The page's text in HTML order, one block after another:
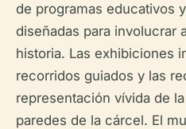
de programas educativos
diseñadas para involucrar
historia. Las exhibiciones
recorridos guiados y las
representación vívida de
paredes de la cárcel. El